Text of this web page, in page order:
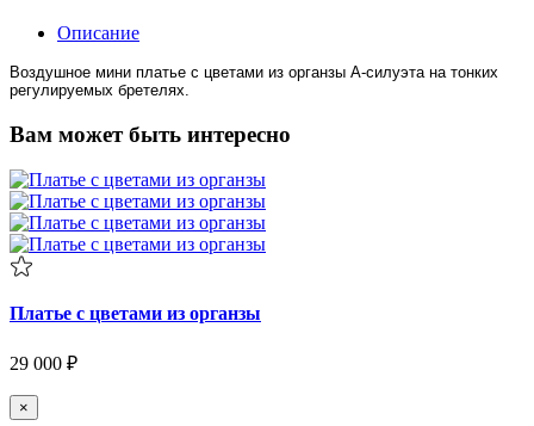
Описание
Воздушное мини платье с цветами из органзы А-силуэта на тонких
регулируемых бретелях.
Вам может быть интересно
Платье с цветами из органзы
29 000 ₽
×